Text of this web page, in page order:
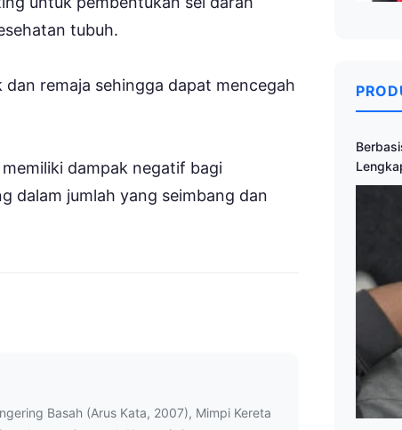
tubuh.
remaja sehingga dapat mencegah
dampak negatif bagi
dalam jumlah yang seimbang dan
Basah (Arus Kata, 2007), Mimpi Kereta